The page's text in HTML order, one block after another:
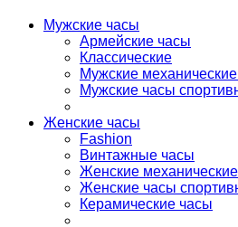
Мужские часы
Армейские часы
Классические
Мужские
Мужские часы
Женские часы
Fashion
Винтажные часы
Женские
Женские часы
Керамические часы